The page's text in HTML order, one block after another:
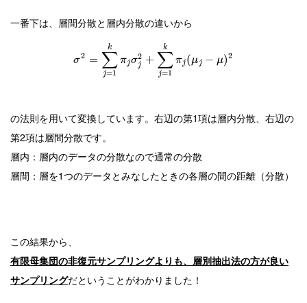
一番下は、層間分散と層内分散の違いから
σ2 = ∑
j=1
k
πjσ2
j + ∑
j=1
k
πj(μj − μ)2
の法則を用いて変換しています。右辺の第1項は層内分散、右辺の
第2項は層間分散です。
層内：層内のデータの分散なので通常の分散
層間：層を1つのデータとみなしたときの各層の間の距離（分散）
この結果から、
有限母集団の非復元サンプリングよりも、層別抽出法の方が良い
サンプリングだということがわかりました！